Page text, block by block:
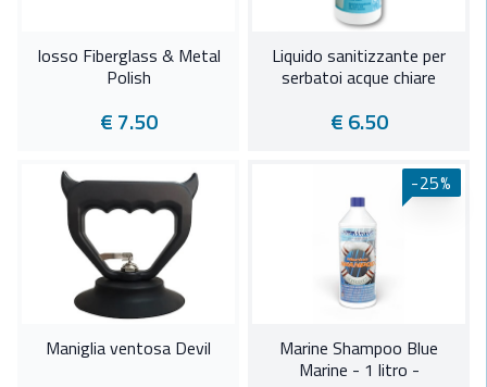
Iosso Fiberglass & Metal
Polish
€ 7.50
Liquido sanitizzante per
serbatoi acque chiare
€ 6.50
Maniglia ventosa Devil
Marine Shampoo Blue
Marine - 1 litro -
-25%